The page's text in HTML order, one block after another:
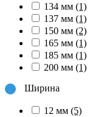
134 мм (1)
137 мм (1)
150 мм (2)
165 мм (1)
185 мм (1)
200 мм (1)
Ширина
12 мм (5)